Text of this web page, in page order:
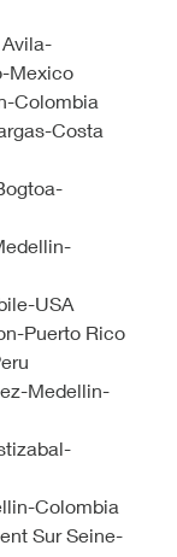
Mexico
Colombia
Costa
USA
Puerto Rico
Medellin-
Colombia
Sur Seine-